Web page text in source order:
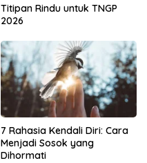
Titipan Rindu untuk TNGP
2026
7 Rahasia Kendali Diri: Cara
Menjadi Sosok yang
Dihormati